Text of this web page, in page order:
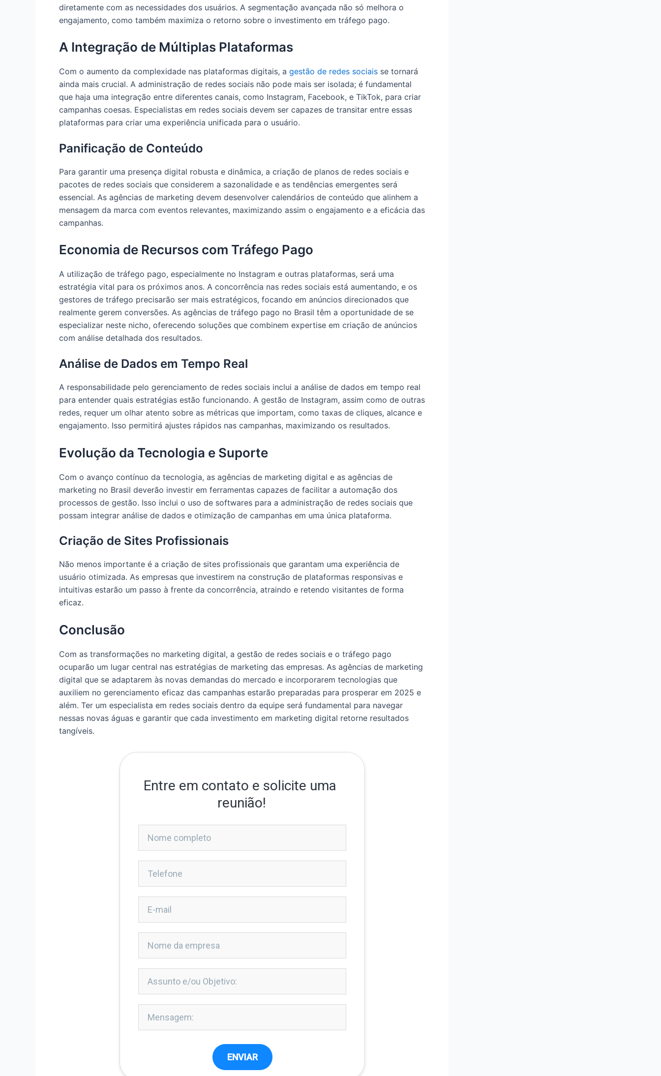
diretamente com as necessidades dos usuários. A segmentação avançada não só melhora o
engajamento, como também maximiza o retorno sobre o investimento em tráfego pago.
A Integração de Múltiplas Plataformas
Com o aumento da complexidade nas plataformas digitais, a gestão de redes sociais se tornará
ainda mais crucial. A administração de redes sociais não pode mais ser isolada; é fundamental
que haja uma integração entre diferentes canais, como Instagram, Facebook, e TikTok, para criar
campanhas coesas. Especialistas em redes sociais devem ser capazes de transitar entre essas
plataformas para criar uma experiência unificada para o usuário.
Panificação de Conteúdo
Para garantir uma presença digital robusta e dinâmica, a criação de planos de redes sociais e
pacotes de redes sociais que considerem a sazonalidade e as tendências emergentes será
essencial. As agências de marketing devem desenvolver calendários de conteúdo que alinhem a
mensagem da marca com eventos relevantes, maximizando assim o engajamento e a eficácia das
campanhas.
Economia de Recursos com Tráfego Pago
A utilização de tráfego pago, especialmente no Instagram e outras plataformas, será uma
estratégia vital para os próximos anos. A concorrência nas redes sociais está aumentando, e os
gestores de tráfego precisarão ser mais estratégicos, focando em anúncios direcionados que
realmente gerem conversões. As agências de tráfego pago no Brasil têm a oportunidade de se
especializar neste nicho, oferecendo soluções que combinem expertise em criação de anúncios
com análise detalhada dos resultados.
Análise de Dados em Tempo Real
A responsabilidade pelo gerenciamento de redes sociais inclui a análise de dados em tempo real
para entender quais estratégias estão funcionando. A gestão de Instagram, assim como de outras
redes, requer um olhar atento sobre as métricas que importam, como taxas de cliques, alcance e
engajamento. Isso permitirá ajustes rápidos nas campanhas, maximizando os resultados.
Evolução da Tecnologia e Suporte
Com o avanço contínuo da tecnologia, as agências de marketing digital e as agências de
marketing no Brasil deverão investir em ferramentas capazes de facilitar a automação dos
processos de gestão. Isso inclui o uso de softwares para a administração de redes sociais que
possam integrar análise de dados e otimização de campanhas em uma única plataforma.
Criação de Sites Profissionais
Não menos importante é a criação de sites profissionais que garantam uma experiência de
usuário otimizada. As empresas que investirem na construção de plataformas responsivas e
intuitivas estarão um passo à frente da concorrência, atraindo e retendo visitantes de forma
eficaz.
Conclusão
Com as transformações no marketing digital, a gestão de redes sociais e o tráfego pago
ocuparão um lugar central nas estratégias de marketing das empresas. As agências de marketing
digital que se adaptarem às novas demandas do mercado e incorporarem tecnologias que
auxiliem no gerenciamento eficaz das campanhas estarão preparadas para prosperar em 2025 e
além. Ter um especialista em redes sociais dentro da equipe será fundamental para navegar
nessas novas águas e garantir que cada investimento em marketing digital retorne resultados
tangíveis.